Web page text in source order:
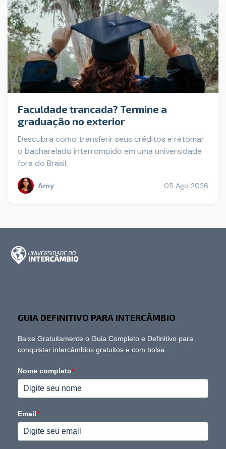
Faculdade trancada? Termine a
graduação no exterior
Descubra como transferir seus créditos e retomar
o bacharelado interrompido em uma universidade
fora do Brasil.
Amy 05 Ago 2026
GUIA DEFINITIVO PARA INTERCÂMBIO
Baixe Gratuitamente o Guia Completo e Definitivo para
conquistar intercâmbios gratuitos e com bolsa.
Nome completo*
Email*